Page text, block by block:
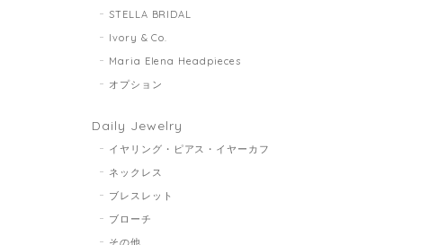
STELLA BRIDAL
Ivory & Co.
Maria Elena Headpieces
オプション
Daily Jewelry
イヤリング・ピアス・イヤーカフ
ネックレス
ブレスレット
ブローチ
その他